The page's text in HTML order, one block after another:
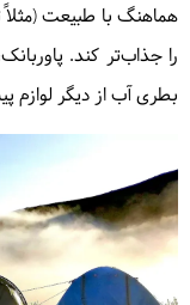
هماهنگ با طبیعت (مثلاً
را جذاب‌تر کند.
بطری آب از دیگر لوازم